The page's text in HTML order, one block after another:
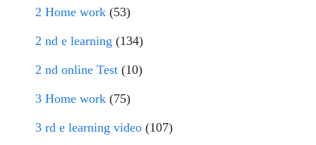
2 Home work (53)
2 nd e learning (134)
2 nd online Test (10)
3 Home work (75)
3 rd e learning video (107)